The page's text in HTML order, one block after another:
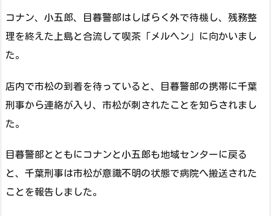
コナン、小五郎、目暮警部はしばらく外で待機し、残務整
理を終えた上島と合流して喫茶「メルヘン」に向かいまし
た。
店内で市松の到着を待っていると、目暮警部の携帯に千葉
刑事から連絡が入り、市松が刺されたことを知らされまし
た。
目暮警部とともにコナンと小五郎も地域センターに戻る
と、千葉刑事は市松が意識不明の状態で病院へ搬送された
ことを報告しました。